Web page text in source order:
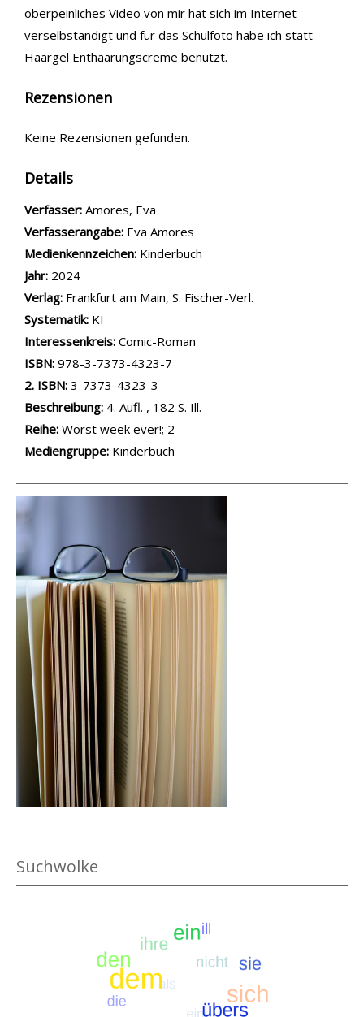
oberpeinliches Video von mir hat sich im Internet
verselbständigt und für das Schulfoto habe ich statt
Haargel Enthaarungscreme benutzt.
Rezensionen
Keine Rezensionen gefunden.
Details
Verfasser: Suche nach diesem Verfasser
Amores, Eva
Verfasserangabe: Eva Amores
Medienkennzeichen: Kinderbuch
Jahr: 2024
Verlag: Frankfurt am Main, S. Fischer-Verl.
opens in new tab
Diesen Link in neuem Tab öffnen
Systematik: Suche nach dieser Systematik
KI
Interessenkreis: Suche nach diesem Interessenskreis
Comic-Roman
ISBN: 978-3-7373-4323-7
2. ISBN: 3-7373-4323-3
Beschreibung: 4. Aufl. , 182 S. Ill.
Reihe: Worst week ever!; 2
Suche nach dieser Beteiligten Person
Mediengruppe: Kinderbuch
Suchwolke